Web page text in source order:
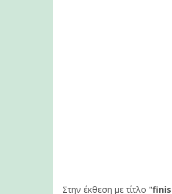
Στην έκθεση με τίτλο "